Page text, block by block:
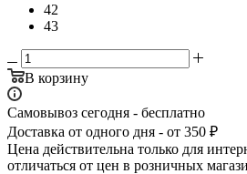
42
43
В корзину
Самовывоз сегодня - бесплатно
Доставка от одного дня - от 350 ₽
Цена действительна только для
отличаться от цен в розничных